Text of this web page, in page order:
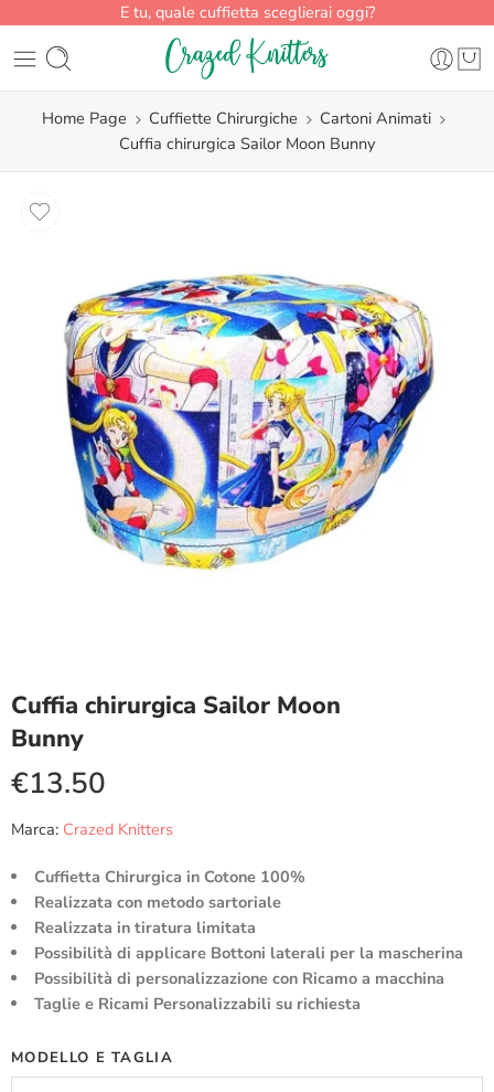
E tu, quale cuffietta sceglierai oggi?
Home Page Cuffiette Chirurgiche
Cartoni Animati
Cuffia chirurgica Sailor Moon Bunny
Cuffia chirurgica Sailor Moon
Bunny
€13.50
Marca: Crazed Knitters
Cuffietta Chirurgica in Cotone 100%
Realizzata con metodo sartoriale
Realizzata in tiratura limitata
Possibilità di applicare Bottoni laterali per la mascherina
Possibilità di personalizzazione con Ricamo a macchina
Taglie e Ricami Personalizzabili su richiesta
MODELLO E TAGLIA